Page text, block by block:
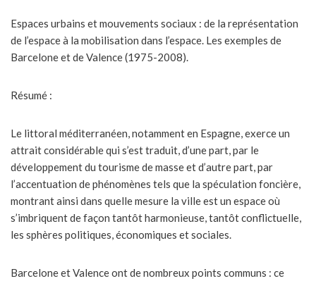
Espaces urbains et mouvements sociaux : de la représentation
de l’espace à la mobilisation dans l’espace. Les exemples de
Barcelone et de Valence (1975-2008).
Résumé :
Le littoral méditerranéen, notamment en Espagne, exerce un
attrait considérable qui s’est traduit, d’une part, par le
développement du tourisme de masse et d’autre part, par
l’accentuation de phénomènes tels que la spéculation foncière,
montrant ainsi dans quelle mesure la ville est un espace où
s’imbriquent de façon tantôt harmonieuse, tantôt conflictuelle,
les sphères politiques, économiques et sociales.
Barcelone et Valence ont de nombreux points communs : ce